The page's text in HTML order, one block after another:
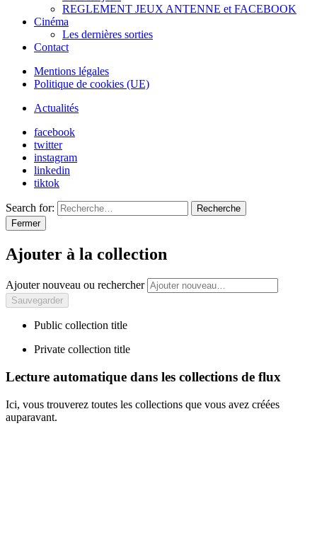
REGLEMENT JEUX ANTENNE et FACEBOOK
Cinéma
Les dernières sorties
Contact
Mentions légales
Politique de cookies (UE)
Actualités
facebook
twitter
instagram
linkedin
tiktok
Search for:
Recherche
Fermer
Ajouter à la collection
Ajouter nouveau ou rechercher
Public collection title
Private collection title
Lecture automatique dans les collections de flux
Ici, vous trouverez toutes les collections que vous avez créées
auparavant.